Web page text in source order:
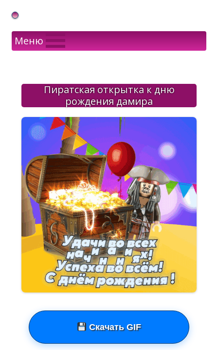
Gif Открытки в подарок
Меню
Пиратская открытка к дню
рождения дамира
Скачать GIF